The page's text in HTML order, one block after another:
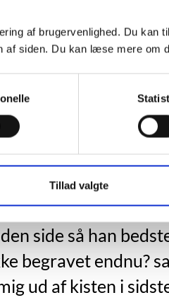
af brugervenlighed. Du
siden. Du kan læse mere om
Tillad valgte
side så han
begravet endnu?
ud af kisten i